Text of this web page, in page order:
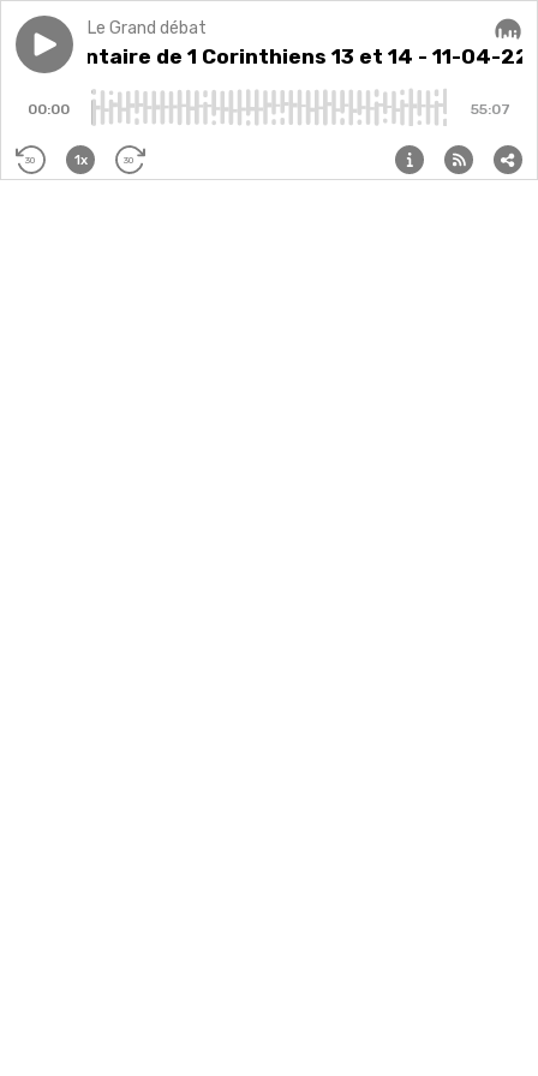
Play episodeCommentaire de 1 Corinthiens 13 et 14 - 11-04-22
Le Grand débat
Commentaire de 1 Corinthiens 13 et 14 - 11-04-22
00:00 55:07
30 1x 30